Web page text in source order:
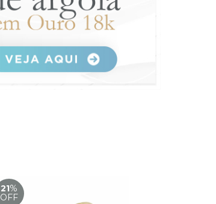
21%
OFF